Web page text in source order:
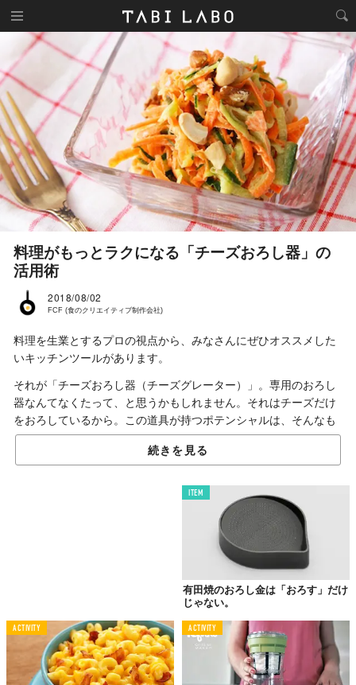
料理がもっとラクになる「チーズおろし器」の
活用術
2018/08/02
FCF (食のクリエイティブ制作会社)
料理を生業とするプロの視点から、みなさんにぜひオススメした
いキッチンツールがあります。
それが「チーズおろし器（チーズグレーター）」。専用のおろし
器なんてなくたって、と思うかもしれません。それはチーズだけ
をおろしているから。この道具が持つポテンシャルは、そんなも
んじゃありませんよ。
野菜だって、おろす。
続きを見る
ITEM
有田焼のおろし金は「おろす」だけ
じゃない。
ACTIVITY ACTIVITY